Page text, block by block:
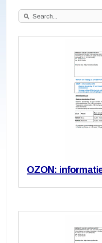
Search
Site
OZON: